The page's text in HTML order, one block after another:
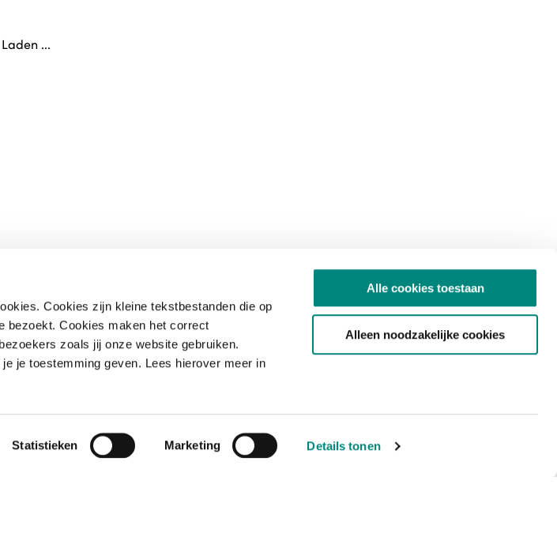
Cookies zijn kleine tekstbestanden die op
bezoekt. Cookies maken het correct
zoals jij onze website gebruiken.
je toestemming geven. Lees hierover meer in
Statistieken Marketing Details tonen
Alle cookies toestaan
Alleen noodzakelijke cookies
Laden ...